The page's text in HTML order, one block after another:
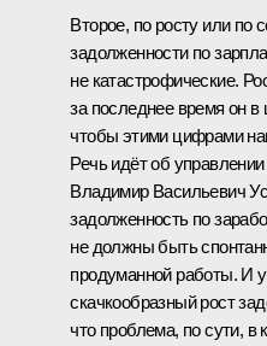
Второе, по росту или по
задолженности по
не катастрофические.
за последнее время он
чтобы этими цифрами
Речь идёт об
Владимир Васильевич
задолженность по
не должны быть
продуманной работы. И
скачкообразный рост
что проблема, по сути, в